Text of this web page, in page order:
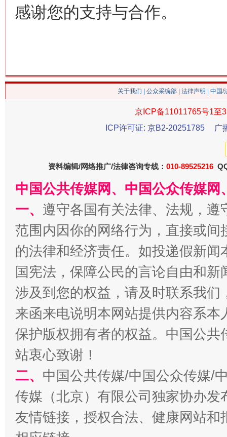
感谢您的支持与合作。
关于我们 公众采编部 法律声明 | 中国
京ICP备11011765号1至
ICP许可证: 京B2-20251785
广
资料编辑/网络推广/法律咨询专线： 010-89525216
中国公共传媒网、中国公众传媒
一、 遵守各国有关法律、法规，
范围内因你的网络行为，直接或
的法律和经济责任。如投递假新
国宪法，保障公民的言论自由和
涉及到您的权益，请及时联系我
来函来电说明本网站提供内容系
保护版权拥有者的权益。中国公
站衷心致谢！
二、 中国公共传媒/中国公众传媒/
传媒（北京）有限公司独家协办
友情链接，授权合法、健康网站